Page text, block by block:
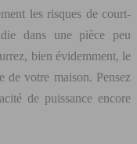
les risques de court-
dans une pièce peu
bien évidemment, le
de votre maison. Pensez
de puissance encore